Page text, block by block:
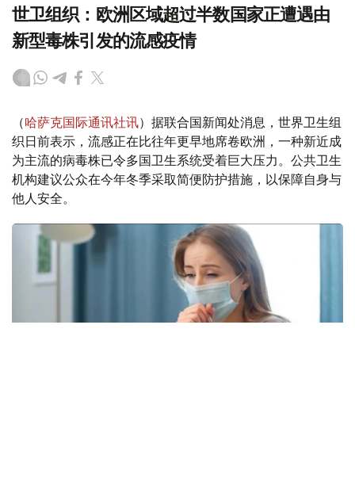
世卫组织：欧洲区域超过半数国家正遭遇由
新型毒株引发的流感疫情
（哈萨克国际通讯社讯）据联合国新闻处消息，世界卫生组
织日前表示，流感正在比往年更早地席卷欧洲，一种新近成
为主流的病毒株已令多国卫生系统受着巨大压力。公共卫生
机构建议公众在今年冬季采取简便防护措施，以保障自身与
他人安全。